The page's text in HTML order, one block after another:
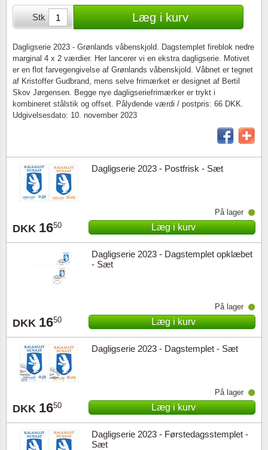
Stk Læg i kurv
Dagligserie 2023 - Grønlands våbenskjold. Dagstemplet fireblok nedre
marginal 4 x 2 værdier. Her lancerer vi en ekstra dagligserie. Motivet
er en flot farvegengivelse af Grønlands våbenskjold. Våbnet er tegnet
af Kristoffer Gudbrand, mens selve frimærket er designet af Bertil
Skov Jørgensen. Begge nye dagligseriefrimærker er trykt i
kombineret stålstik og offset. Pålydende værdi / postpris: 66 DKK.
Udgivelsesdato: 10. november 2023
Dagligserie 2023 - Postfrisk - Sæt
DKK 1650
På lager
Læg i kurv
Dagligserie 2023 - Dagstemplet opklæbet
- Sæt
DKK 1650
På lager
Læg i kurv
Dagligserie 2023 - Dagstemplet - Sæt
DKK 1650
På lager
Læg i kurv
Dagligserie 2023 - Førstedagsstemplet -
Sæt
Særkonvolutter
Souvenirmapper
Juleophæng
Andre samleobjekter
Lupper, lamper & mikroskoper
Tilbehør - andet
Stålstik